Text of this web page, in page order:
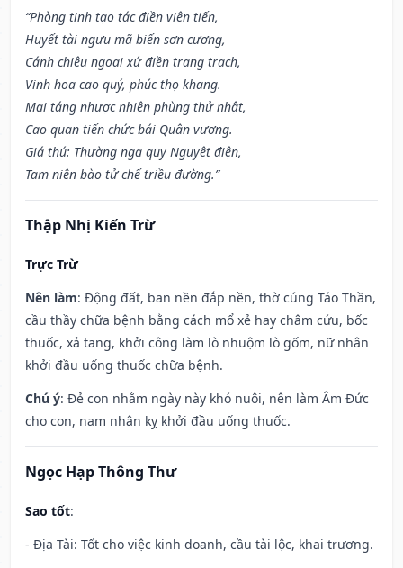
“Phòng tinh tạo tác điền viên tiến,
Huyết tài ngưu mã biến sơn cương,
Cánh chiêu ngoại xứ điền trang trạch,
Vinh hoa cao quý, phúc thọ khang.
Mai táng nhược nhiên phùng thử nhật,
Cao quan tiến chức bái Quân vương.
Giá thú: Thường nga quy Nguyệt điện,
Tam niên bào tử chế triều đường.”
Thập Nhị Kiến Trừ
Trực Trừ
Nên làm: Động đất, ban nền đắp nền, thờ cúng Táo Thần,
cầu thầy chữa bệnh bằng cách mổ xẻ hay châm cứu, bốc
thuốc, xả tang, khởi công làm lò nhuộm lò gốm, nữ nhân
khởi đầu uống thuốc chữa bệnh.
Chú ý: Đẻ con nhằm ngày này khó nuôi, nên làm Âm Đức
cho con, nam nhân kỵ khởi đầu uống thuốc.
Ngọc Hạp Thông Thư
Sao tốt:
- Địa Tài: Tốt cho việc kinh doanh, cầu tài lộc, khai trương.